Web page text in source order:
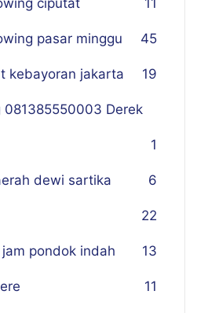
ciputat 11
pasar minggu 45
kebayoran jakarta 19
081385550003 Derek
1
dewi sartika 6
22
pondok indah 13
11